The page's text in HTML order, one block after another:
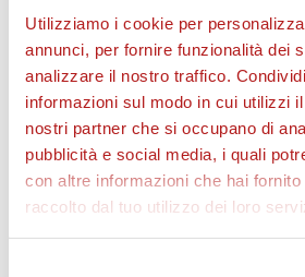
Utilizziamo i cookie per
annunci, per fornire funzionalità dei
analizzare il nostro traffico.
informazioni sul modo in cui utilizzi
nostri partner che si occupano di
pubblicità e social media, i quali
con altre informazioni che hai
raccolto dal tuo utilizzo dei loro